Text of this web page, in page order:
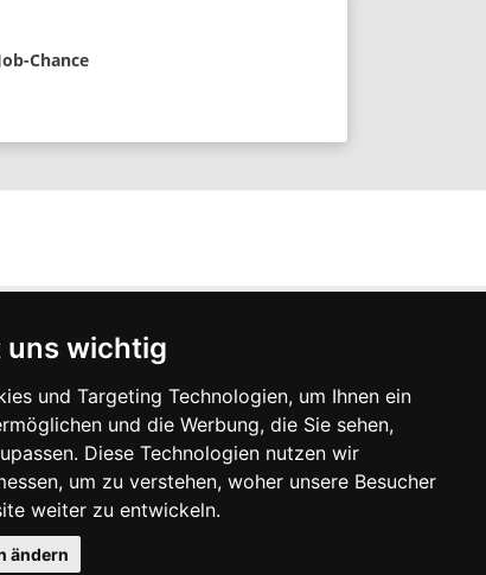
uns wichtig
und Targeting Technologien, um Ihnen ein
und die Werbung, die Sie sehen,
Diese Technologien nutzen wir
um zu verstehen, woher unsere Besucher
weiter zu entwickeln.
ändern
Chance
SOCIAL MEDIA
Facebook
XING
LinkedIn
Instagram